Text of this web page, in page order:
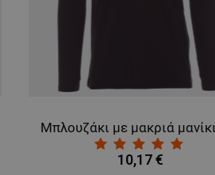
10,17 €